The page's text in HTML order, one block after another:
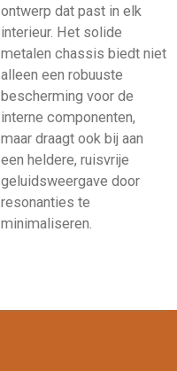
ontwerp dat past in elk
interieur. Het solide
metalen chassis biedt niet
alleen een robuuste
bescherming voor de
interne componenten,
maar draagt ook bij aan
een heldere, ruisvrije
geluidsweergave door
resonanties te
minimaliseren.